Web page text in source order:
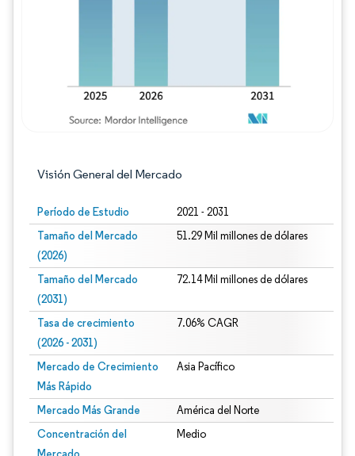
Visión General del Mercado
Período de Estudio 2021 - 2031
Tamaño del Mercado
(2026)
51.29 Mil millones de dólares
Tamaño del Mercado
(2031)
72.14 Mil millones de dólares
Tasa de crecimiento
(2026 - 2031)
7.06% CAGR
Mercado de Crecimiento
Más Rápido
Asia Pacífico
Mercado Más Grande América del Norte
Concentración del
Medio